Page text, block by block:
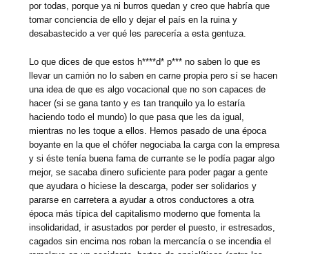
por todas, porque ya ni burros quedan y creo que habría que
tomar conciencia de ello y dejar el país en la ruina y
desabastecido a ver qué les parecería a esta gentuza.
Lo que dices de que estos h****d* p*** no saben lo que es
llevar un camión no lo saben en carne propia pero sí se hacen
una idea de que es algo vocacional que no son capaces de
hacer (si se gana tanto y es tan tranquilo ya lo estaría
haciendo todo el mundo) lo que pasa que les da igual,
mientras no les toque a ellos. Hemos pasado de una época
boyante en la que el chófer negociaba la carga con la empresa
y si éste tenía buena fama de currante se le podía pagar algo
mejor, se sacaba dinero suficiente para poder pagar a gente
que ayudara o hiciese la descarga, poder ser solidarios y
pararse en carretera a ayudar a otros conductores a otra
época más típica del capitalismo moderno que fomenta la
insolidaridad, ir asustados por perder el puesto, ir estresados,
cagados sin encima nos roban la mercancía o se incendia el